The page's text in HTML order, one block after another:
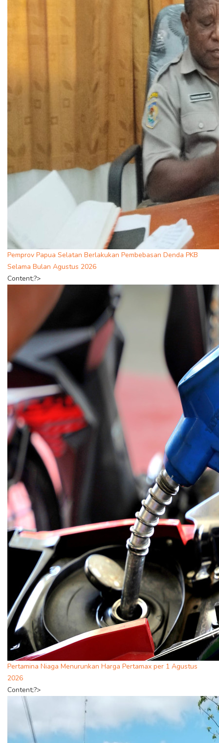
Pemprov Papua Selatan Berlakukan Pembebasan Denda PKB
Selama Bulan Agustus 2026
Content;?>
Pertamina Niaga Menurunkan Harga Pertamax per 1 Agustus
2026
Content;?>